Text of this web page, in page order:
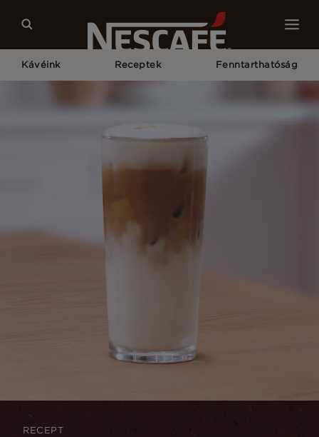
Kávéink Receptek Fenntarthatóság
Jeges Karamell Latte Macchiato
RECEPT